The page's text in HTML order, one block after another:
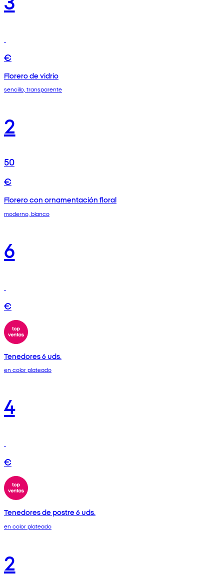
€
Florero de vidrio
sencillo, transparente
2
50
€
Florero con ornamentación floral
moderno, blanco
6
€
Tenedores 6 uds.
en color plateado
4
€
Tenedores de postre 6 uds.
en color plateado
2